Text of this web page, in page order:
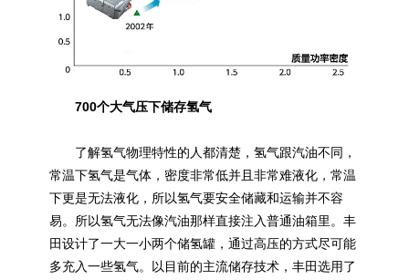
700个大气压下储存氢气
了解氢气物理特性的人都清楚，氢气跟汽油不同，
常温下氢气是气体，密度非常低并且非常难液化，常温
下更是无法液化，所以氢气要安全储藏和运输并不容
易。所以氢气无法像汽油那样直接注入普通油箱里。丰
田设计了一大一小两个储氢罐，通过高压的方式尽可能
多充入一些氢气。以目前的主流储存技术，丰田选用了